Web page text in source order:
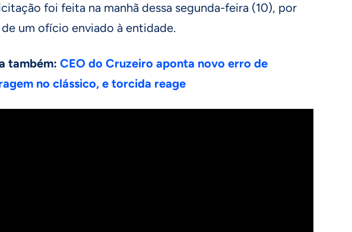
foi feita na manhã dessa segunda-feira (10), por
um ofício enviado à entidade.
também: CEO do Cruzeiro aponta novo erro de
no clássico, e torcida reage